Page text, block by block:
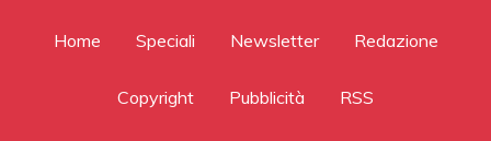
Home Speciali Newsletter Redazione
Copyright Pubblicità RSS